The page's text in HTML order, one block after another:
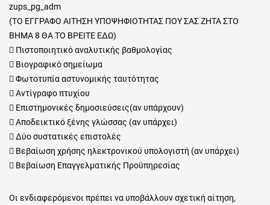
zups_pg_adm
(TΟ ΕΓΓΡΑΦΟ AITHΣH ΥΠΟΨΗΦΙΟΤΗΤΑΣ ΠΟΥ ΣΑΣ ΖΗΤΑ ΣΤΟ
ΒΗΜΑ 8 ΘΑ ΤΟ ΒΡΕΙΤΕ ΕΔΩ)
 Πιστοποιητικό αναλυτικής βαθμολογίας
 Βιογραφικό σημείωμα
 Φωτοτυπία αστυνομικής ταυτότητας
 Αντίγραφο πτυχίου
 Επιστημονικές δημοσιεύσεις(αν υπάρχουν)
 Αποδεικτικό ξένης γλώσσας (αν υπάρχει)
 Δύο συστατικές επιστολές
 Βεβαίωση χρήσης ηλεκτρονικού υπολογιστή (αν υπάρχει)
 Βεβαίωση Επαγγελματικής Προϋπηρεσίας
Οι ενδιαφερόμενοι πρέπει να υποβάλλουν σχετική αίτηση,